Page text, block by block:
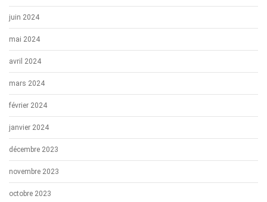
juin 2024
mai 2024
avril 2024
mars 2024
février 2024
janvier 2024
décembre 2023
novembre 2023
octobre 2023